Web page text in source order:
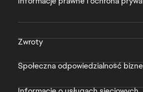
Zwroty
Społeczna odpowiedzialność